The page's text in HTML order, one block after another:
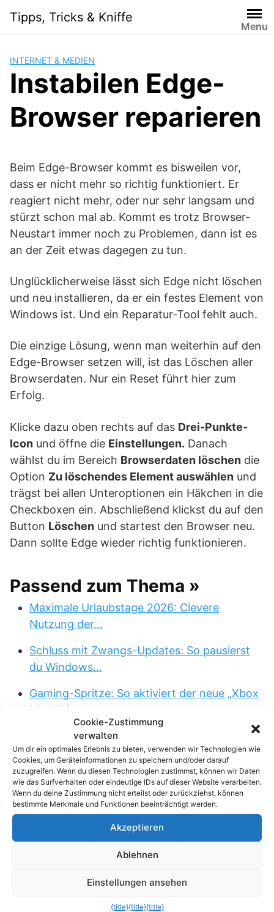
i
Tipps, Tricks & Kniffe
Menu
INTERNET & MEDIEN
Instabilen Edge-
Browser reparieren
Beim Edge-Browser kommt es bisweilen vor,
dass er nicht mehr so richtig funktioniert. Er
reagiert nicht mehr, oder nur sehr langsam und
stürzt schon mal ab. Kommt es trotz Browser-
Neustart immer noch zu Problemen, dann ist es
an der Zeit etwas dagegen zu tun.
Unglücklicherweise lässt sich Edge nicht löschen
und neu installieren, da er ein festes Element von
Windows ist. Und ein Reparatur-Tool fehlt auch.
Die einzige Lösung, wenn man weiterhin auf den
Edge-Browser setzen will, ist das Löschen aller
Browserdaten. Nur ein Reset führt hier zum
Erfolg.
Klicke dazu oben rechts auf das Drei-Punkte-
Icon und öffne die Einstellungen. Danach
wählst du im Bereich Browserdaten löschen die
Option Zu löschendes Element auswählen und
trägst bei allen Unteroptionen ein Häkchen in die
Checkboxen ein. Abschließend klickst du auf den
Button Löschen und startest den Browser neu.
Dann sollte Edge wieder richtig funktionieren.
Passend zum Thema »
Maximale Urlaubstage 2026: Clevere
Nutzung der…
Schluss mit Zwangs-Updates: So pausierst
du Windows…
Gaming-Spritze: So aktiviert der neue „Xbox
Mode“ in…
Linux Pro-Tipp: Die magische
Rückwärtssuche in der…
echo rm -rf: Der 4-Buchstaben-Trick, der
dein…
Der 1-Sekunden-Webserver: Wie du mit
htop oder…
Cookie-Zustimmung
verwalten
Um dir ein optimales Erlebnis zu bieten, verwenden wir Technologien wie
Cookies, um Geräteinformationen zu speichern und/oder darauf
zuzugreifen. Wenn du diesen Technologien zustimmst, können wir Daten
wie das Surfverhalten oder eindeutige IDs auf dieser Website verarbeiten.
Wenn du deine Zustimmung nicht erteilst oder zurückziehst, können
bestimmte Merkmale und Funktionen beeinträchtigt werden.
Akzeptieren
Ablehnen
Einstellungen ansehen
{title}{title}{title}